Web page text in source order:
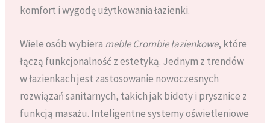
komfort i wygodę użytkowania łazienki.
Wiele osób wybiera meble Crombie łazienkowe, które
łączą funkcjonalność z estetyką. Jednym z trendów
w łazienkach jest zastosowanie nowoczesnych
rozwiązań sanitarnych, takich jak bidety i prysznice z
funkcją masażu. Inteligentne systemy oświetleniowe